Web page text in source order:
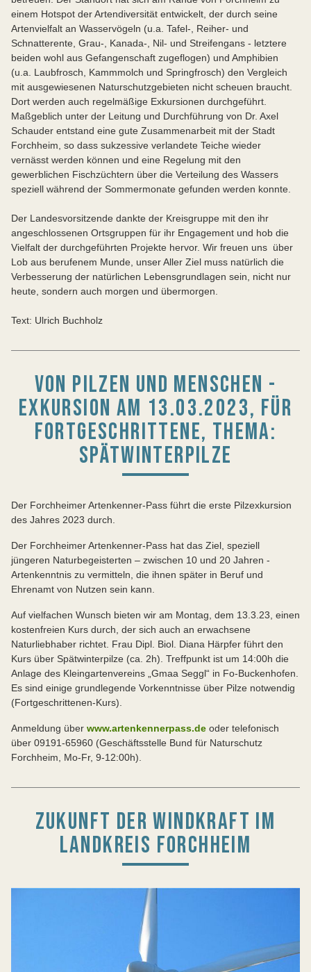
einem Hotspot der Artendiversität entwickelt, der durch seine
Artenvielfalt an Wasservögeln (u.a. Tafel-, Reiher- und
Schnatterente, Grau-, Kanada-, Nil- und Streifengans - letztere
beiden wohl aus Gefangenschaft zugeflogen) und Amphibien
(u.a. Laubfrosch, Kammmolch und Springfrosch) den Vergleich
mit ausgewiesenen Naturschutzgebieten nicht scheuen braucht.
Dort werden auch regelmäßige Exkursionen durchgeführt.
Maßgeblich unter der Leitung und Durchführung von Dr. Axel
Schauder entstand eine gute Zusammenarbeit mit der Stadt
Forchheim, so dass sukzessive verlandete Teiche wieder
vernässt werden können und eine Regelung mit den
gewerblichen Fischzüchtern über die Verteilung des Wassers
speziell während der Sommermonate gefunden werden konnte.
Der Landesvorsitzende dankte der Kreisgruppe mit den ihr
angeschlossenen Ortsgruppen für ihr Engagement und hob die
Vielfalt der durchgeführten Projekte hervor. Wir freuen uns über
Lob aus berufenem Munde, unser Aller Ziel muss natürlich die
Verbesserung der natürlichen Lebensgrundlagen sein, nicht nur
heute, sondern auch morgen und übermorgen.
Text: Ulrich Buchholz
VON PILZEN UND MENSCHEN -
EXKURSION AM 13.03.2023, FÜR
FORTGESCHRITTENE, THEMA:
SPÄTWINTERPILZE
Der Forchheimer Artenkenner-Pass führt die erste Pilzexkursion
des Jahres 2023 durch.
Der Forchheimer Artenkenner-Pass hat das Ziel, speziell
jüngeren Naturbegeisterten – zwischen 10 und 20 Jahren -
Artenkenntnis zu vermitteln, die ihnen später in Beruf und
Ehrenamt von Nutzen sein kann.
Auf vielfachen Wunsch bieten wir am Montag, dem 13.3.23, einen
kostenfreien Kurs durch, der sich auch an erwachsene
Naturliebhaber richtet. Frau Dipl. Biol. Diana Härpfer führt den
Kurs über Spätwinterpilze (ca. 2h). Treffpunkt ist um 14:00h die
Anlage des Kleingartenvereins „Gmaa Seggl“ in Fo-Buckenhofen.
Es sind einige grundlegende Vorkenntnisse über Pilze notwendig
(Fortgeschrittenen-Kurs).
Anmeldung über www.artenkennerpass.de oder telefonisch
über 09191-65960 (Geschäftsstelle Bund für Naturschutz
Forchheim, Mo-Fr, 9-12:00h).
ZUKUNFT DER WINDKRAFT IM
LANDKREIS FORCHHEIM